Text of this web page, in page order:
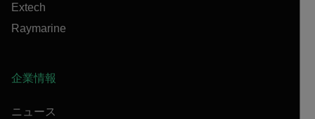
Extech
Raymarine
企業情報
ニュース